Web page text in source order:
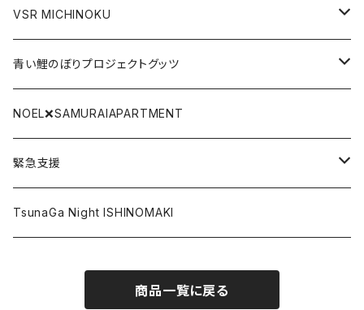
前掛け
タオル
リストバンド
SAMURAI BLACK LABEL
ポストカード
VSR MICHINOKU
DVD
CD
DLカード
青い鯉のぼりプロジェクトグッツ
青い鯉のぼり手拭い
青い鯉のぼりTシャツ
NOEL❌SAMURAIAPARTMENT
緊急支援
復興北陸
TsunaGa Night ISHINOMAKI
商品一覧に戻る